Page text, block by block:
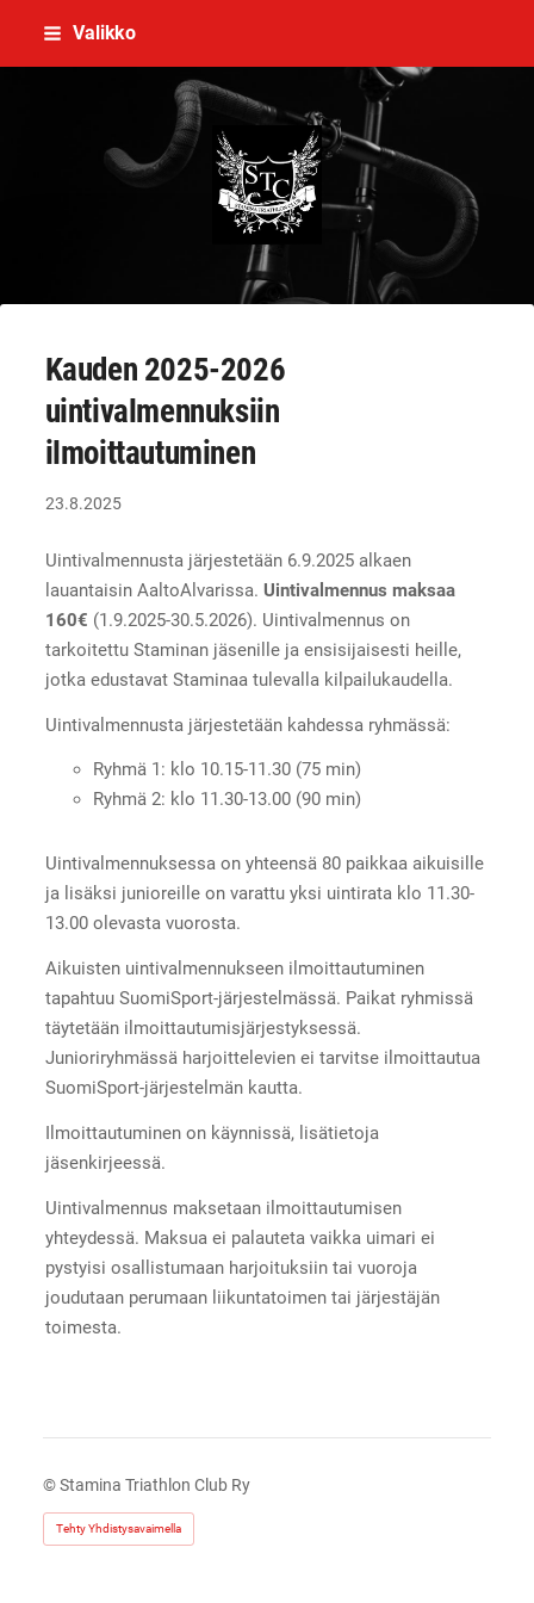
Siirry
Valikko
Stamina Triathlon Club Ry
Kauden 2025-2026
uintivalmennuksiin
ilmoittautuminen
23.8.2025
Uintivalmennusta järjestetään 6.9.2025 alkaen
lauantaisin AaltoAlvarissa. Uintivalmennus maksaa
160€ (1.9.2025-30.5.2026). Uintivalmennus on
tarkoitettu Staminan jäsenille ja ensisijaisesti heille,
jotka edustavat Staminaa tulevalla kilpailukaudella.
Uintivalmennusta järjestetään kahdessa ryhmässä:
Ryhmä 1: klo 10.15-11.30 (75 min)
Ryhmä 2: klo 11.30-13.00 (90 min)
Uintivalmennuksessa on yhteensä 80 paikkaa aikuisille
ja lisäksi junioreille on varattu yksi uintirata klo 11.30-
13.00 olevasta vuorosta.
Aikuisten uintivalmennukseen ilmoittautuminen
tapahtuu SuomiSport-järjestelmässä. Paikat ryhmissä
täytetään ilmoittautumisjärjestyksessä.
Junioriryhmässä harjoittelevien ei tarvitse ilmoittautua
SuomiSport-järjestelmän kautta.
Ilmoittautuminen on käynnissä, lisätietoja
jäsenkirjeessä.
Uintivalmennus maksetaan ilmoittautumisen
yhteydessä. Maksua ei palauteta vaikka uimari ei
pystyisi osallistumaan harjoituksiin tai vuoroja
joudutaan perumaan liikuntatoimen tai järjestäjän
toimesta.
©Stamina Triathlon Club Ry
Tehty Yhdistysavaimella